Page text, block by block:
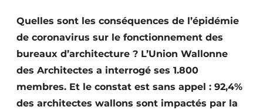
Video’s
Construction bois
Quelles sont les conséquences de l’épidémie
de coronavirus sur le fonctionnement des
bureaux d’architecture ? L’Union Wallonne
des Architectes a interrogé ses 1.800
membres. Et le constat est sans appel : 92,4%
des architectes wallons sont impactés par la